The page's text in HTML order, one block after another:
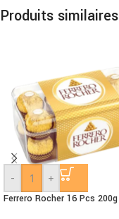
Produits similaires
- +
Ferrero Rocher 16 Pcs 200g